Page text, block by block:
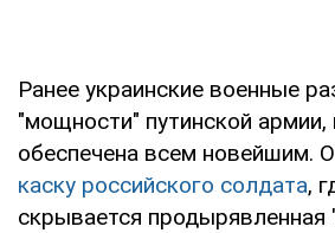
Ранее украинские военные
"мощности" путинской
обеспечена всем новейшим.
каску российского солдата,
скрывается продырявленная